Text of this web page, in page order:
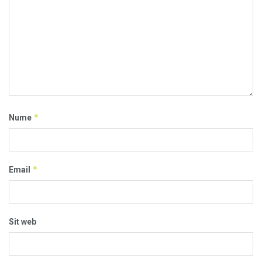
Nume *
Email *
Sit web